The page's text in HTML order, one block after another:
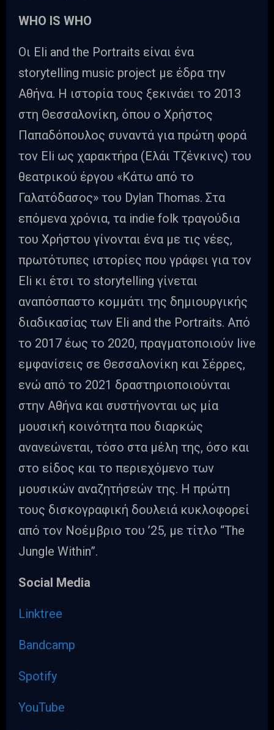
WHO IS WHO
Οι Eli and the Portraits είναι ένα
storytelling music project με έδρα την
Αθήνα. Η ιστορία τους ξεκινάει το 2013
στη Θεσσαλονίκη, όπου ο Χρήστος
Παπαδόπουλος συναντά για πρώτη φορά
τον Eli ως χαρακτήρα (Ελάι Τζένκινς) του
θεατρικού έργου «Κάτω από το
Γαλατόδασος» του Dylan Thomas. Στα
επόμενα χρόνια, τα indie folk τραγούδια
του Χρήστου γίνονται ένα με τις νέες,
πρωτότυπες ιστορίες που γράφει για τον
Eli κι έτσι το storytelling γίνεται
αναπόσπαστο κομμάτι της δημιουργικής
διαδικασίας των Eli and the Portraits. Από
το 2017 έως το 2020, πραγματοποιούν live
εμφανίσεις σε Θεσσαλονίκη και Σέρρες,
ενώ από το 2021 δραστηριοποιούνται
στην Αθήνα και συστήνονται ως μία
μουσική κοινότητα που διαρκώς
ανανεώνεται, τόσο στα μέλη της, όσο και
στο είδος και το περιεχόμενο των
μουσικών αναζητήσεών της. Η πρώτη
τους δισκογραφική δουλειά κυκλοφορεί
από τον Νοέμβριο του ’25, με τίτλο “The
Jungle Within”.
Social Media
Linktree
Bandcamp
Spotify
YouTube